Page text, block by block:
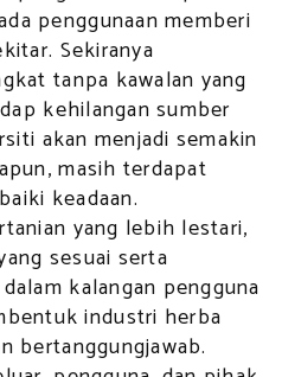
penggunaan memberi
Sekiranya
tanpa kawalan yang
kehilangan sumber
akan menjadi semakin
masih terdapat
keadaan.
yang lebih lestari,
sesuai serta
kalangan pengguna
industri herba
bertanggungjawab.